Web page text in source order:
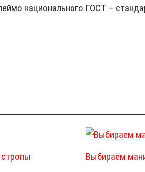
национального ГОСТ –
Выбираем